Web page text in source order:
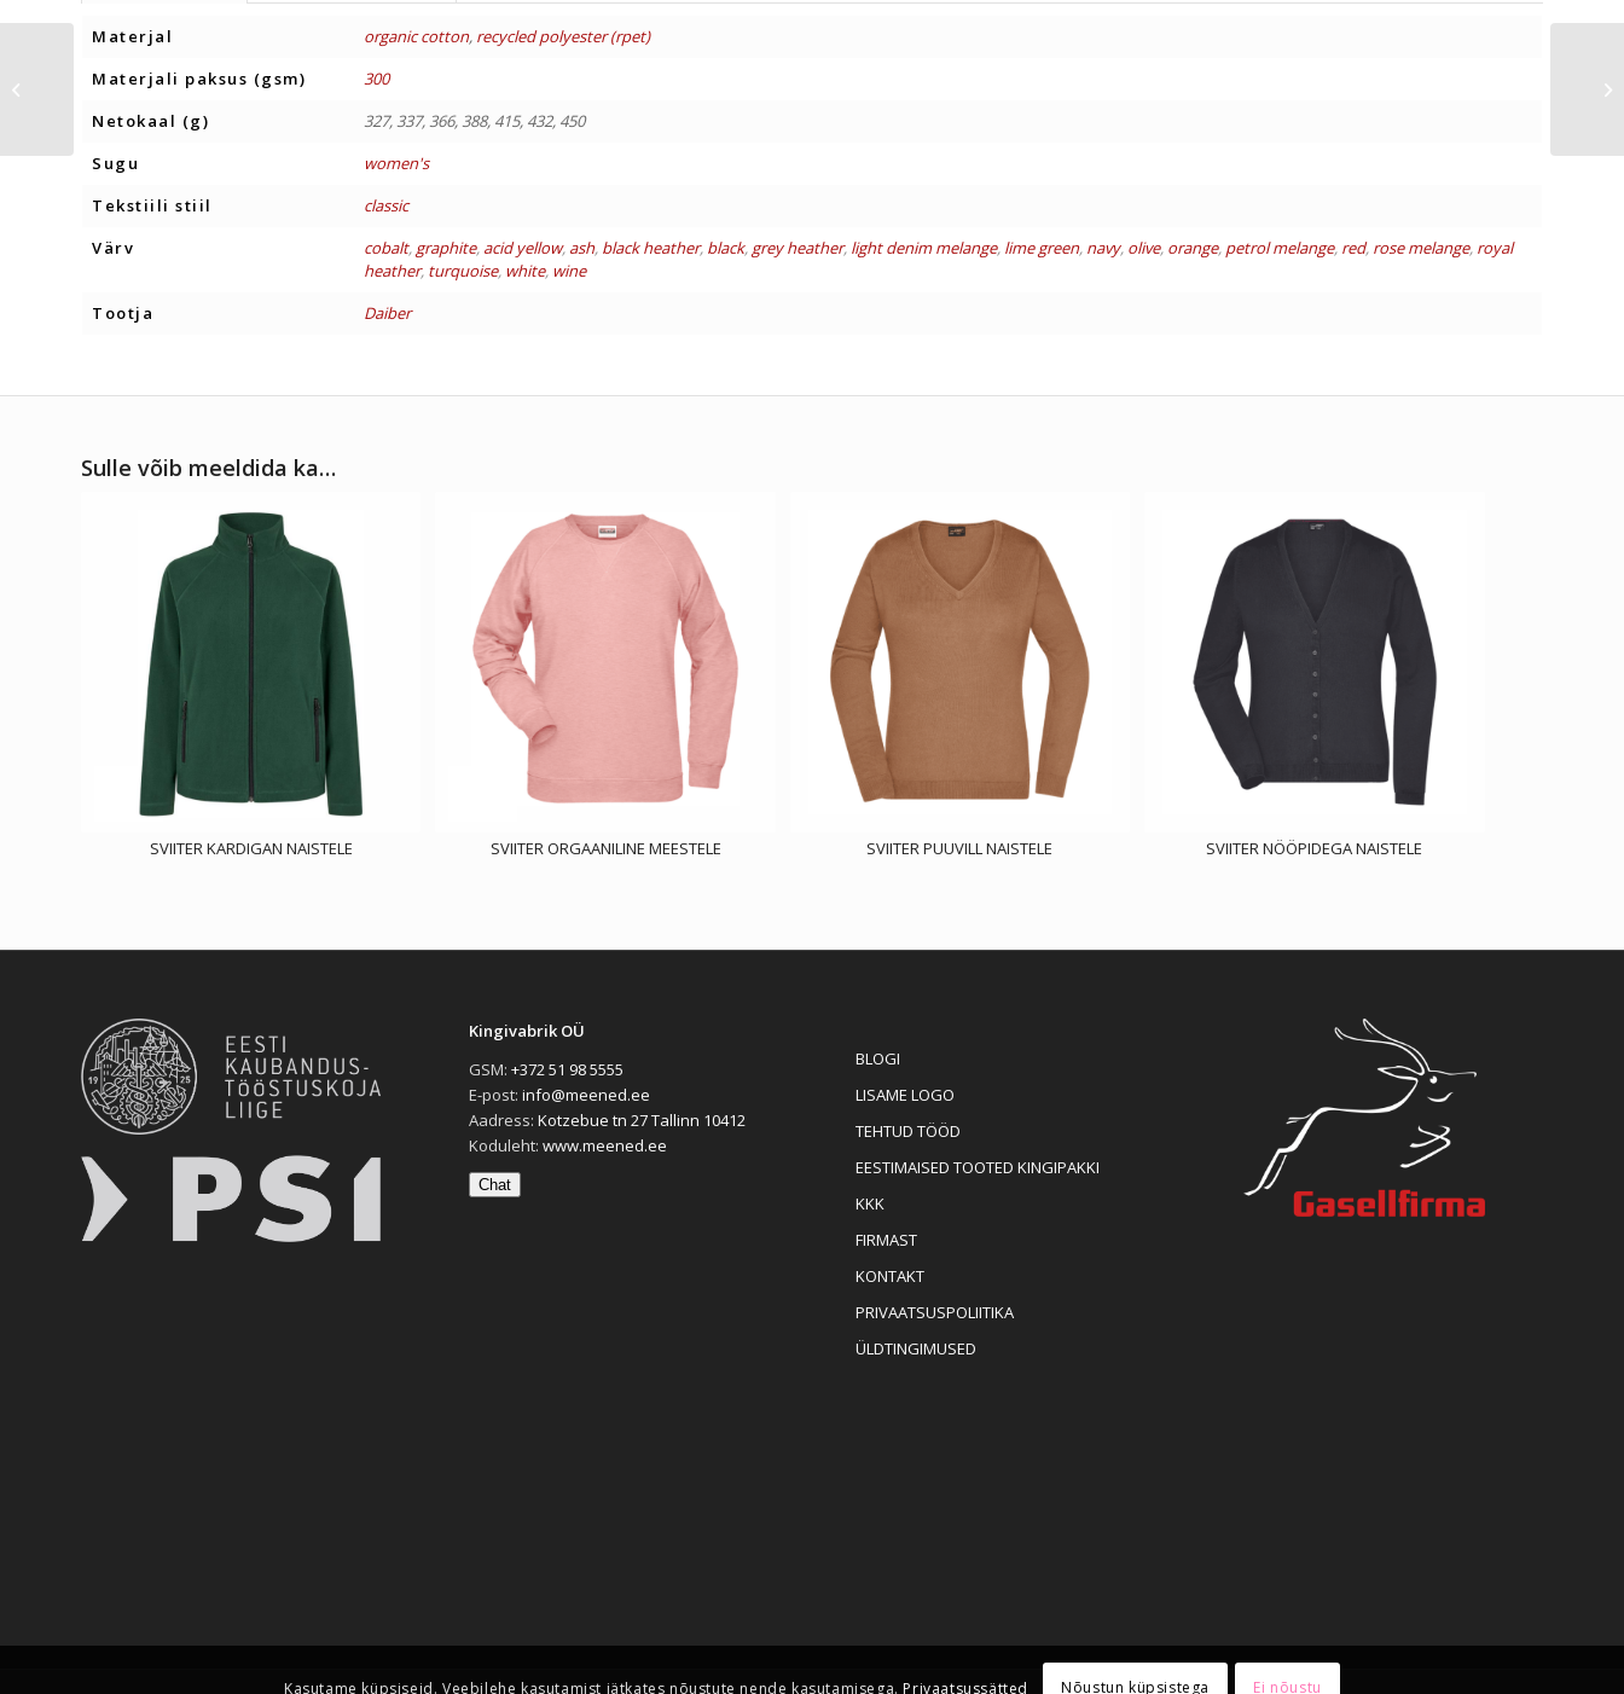
Materjal organic cotton, recycled polyester (rpet)
Materjali paksus (gsm)
300
Netokaal (g)
327, 337, 366, 388, 415, 432, 450
Sugu
women's
Tekstiili stiil
classic
Värv
cobalt, graphite, acid yellow, ash, black heather, black, grey heather, light denim melange, lime green, navy, olive, orange, petrol melange, red, rose melange, royal
heather, turquoise, white, wine
Tootja
Daiber
Sulle võib meeldida ka…
SVIITER KARDIGAN NAISTELE SVIITER ORGAANILINE MEESTELE SVIITER PUUVILL NAISTELE SVIITER NÖÖPIDEGA NAISTELE
Kingivabrik OÜ
GSM: +372 51 98 5555
E-post: info@meened.ee
Aadress: Kotzebue tn 27 Tallinn 10412
Koduleht: www.meened.ee
Chat
BLOGI
LISAME LOGO
TEHTUD TÖÖD
EESTIMAISED TOOTED KINGIPAKKI
KKK
FIRMAST
KONTAKT
PRIVAATSUSPOLIITIKA
ÜLDTINGIMUSED
SVIITER PUUVILL
Kasutame küpsiseid. Veebilehe kasutamist jätkates nõustute nende kasutamisega.Privaatsussätted Nõustun küpsistega Ei nõustu